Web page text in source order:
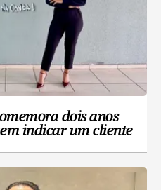
dois anos
indicar um cliente